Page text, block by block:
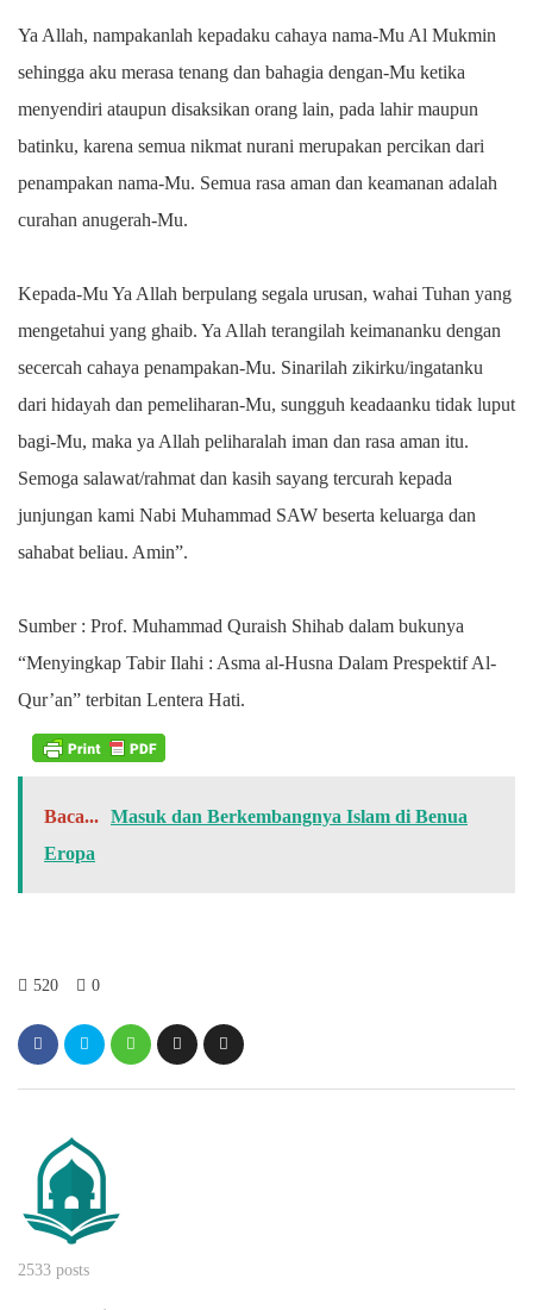
Ya Allah, nampakanlah kepadaku cahaya nama-Mu Al Mukmin
sehingga aku merasa tenang dan bahagia dengan-Mu ketika
menyendiri ataupun disaksikan orang lain, pada lahir maupun
batinku, karena semua nikmat nurani merupakan percikan dari
penampakan nama-Mu. Semua rasa aman dan keamanan adalah
curahan anugerah-Mu.
Kepada-Mu Ya Allah berpulang segala urusan, wahai Tuhan yang
mengetahui yang ghaib. Ya Allah terangilah keimananku dengan
secercah cahaya penampakan-Mu. Sinarilah zikirku/ingatanku
dari hidayah dan pemeliharan-Mu, sungguh keadaanku tidak luput
bagi-Mu, maka ya Allah peliharalah iman dan rasa aman itu.
Semoga salawat/rahmat dan kasih sayang tercurah kepada
junjungan kami Nabi Muhammad SAW beserta keluarga dan
sahabat beliau. Amin”.
Sumber : Prof. Muhammad Quraish Shihab dalam bukunya
“Menyingkap Tabir Ilahi : Asma al-Husna Dalam Prespektif Al-
Qur’an” terbitan Lentera Hati.
Baca... Masuk dan Berkembangnya Islam di Benua
Eropa
520 0
2533 posts